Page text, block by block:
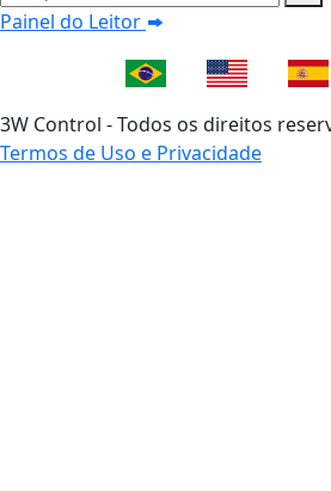
Painel do Leitor
3W Control - Todos os direitos
Termos de Uso e Privacidade